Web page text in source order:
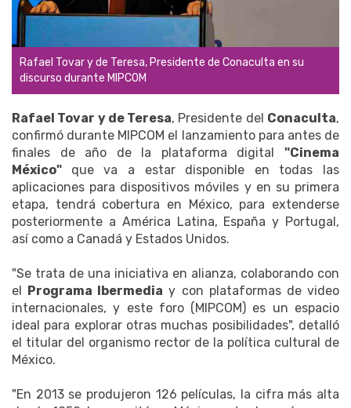
Rafael Tovar y de Teresa, Presidente de Conaculta en su
discurso durante MIPCOM
Rafael Tovar y de Teresa, Presidente del Conaculta,
confirmó durante MIPCOM el lanzamiento para antes de
finales de año de la plataforma digital "Cinema
México" que va a estar disponible en todas las
aplicaciones para dispositivos móviles y en su primera
etapa, tendrá cobertura en México, para extenderse
posteriormente a América Latina, España y Portugal,
así como a Canadá y Estados Unidos.
"Se trata de una iniciativa en alianza, colaborando con
el Programa Ibermedia y con plataformas de video
internacionales, y este foro (MIPCOM) es un espacio
ideal para explorar otras muchas posibilidades", detalló
el titular del organismo rector de la política cultural de
México.
"En 2013 se produjeron 126 películas, la cifra más alta